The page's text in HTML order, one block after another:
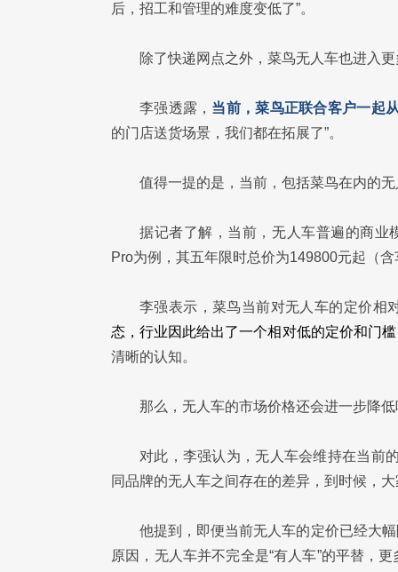
后，招工和管理的难度变低了”。
除了快递网点之外，菜鸟无人车也进入
李强透露， 当前，菜鸟正联合客户一起
的门店送货场景，我们都在拓展了”。
值得一提的是，当前，包括菜鸟在内的
据记者了解，当前，无人车普遍的商业
Pro为例，其五年限时总价为149800元起（
李强表示，菜鸟当前对无人车的定价相
态，行业因此给出了一个相对低的定价和门
清晰的认知。
那么，无人车的市场价格还会进一步降
对此，李强认为，无人车会维持在当前
同品牌的无人车之间存在的差异，到时候，
他提到，即便当前无人车的定价已经大
原因，无人车并不完全是“有人车”的平替，